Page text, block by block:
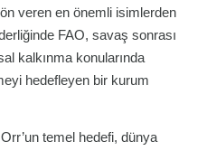
veren en önemli isimlerden
FAO, savaş sonrası
kalkınma konularında
hedefleyen bir kurum
temel hedefi, dünya